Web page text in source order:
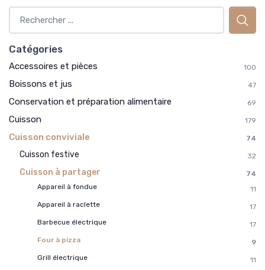
Catégories
Accessoires et pièces 100
Boissons et jus 47
Conservation et préparation alimentaire 69
Cuisson 179
Cuisson conviviale 74
Cuisson festive 32
Cuisson à partager
74
Appareil à fondue
11
Appareil à raclette
17
Barbecue électrique
17
Four à pizza
9
Grill électrique
11